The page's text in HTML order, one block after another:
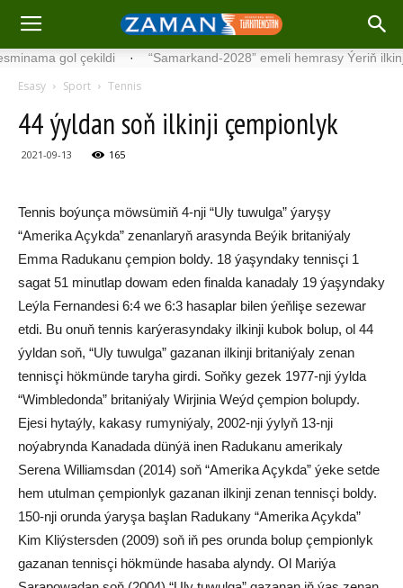
gol çekildi · “Samarkand-2028” emeli hemrasy Ýeriň ilkinji
Esasy Sport Tennis
44 ýyldan soň ilkinji çempionlyk
2021-09-13 165
Tennis boýunça möwsümiň 4-nji “Uly tuwulga” ýaryşy
“Amerika Açykda” zenanlaryň arasynda Beýik britaniýaly
Emma Radukanu çempion boldy. 18 ýaşyndaky tennisçi 1
sagat 51 minutlap dowam eden finalda kanadaly 19 ýaşyndaky
Leýla Fernandesi 6:4 we 6:3 hasaplar bilen ýeňlişe sezewar
etdi. Bu onuň tennis karýerasyndaky ilkinji kubok bolup, ol 44
ýyldan soň, “Uly tuwulga” gazanan ilkinji britaniýaly zenan
tennisçi hökmünde taryha girdi. Soňky gezek 1977-nji ýylda
“Wimbledonda” britaniýaly Wirjinia Weýd çempion bolupdy.
Ejesi hytaýly, kakasy rumyniýaly, 2002-nji ýylyň 13-nji
noýabrynda Kanadada dünýä inen Radukanu amerikaly
Serena Williamsdan (2014) soň “Amerika Açykda” ýeke setde
hem utulman çempionlyk gazanan ilkinji zenan tennisçi boldy.
150-nji orunda ýaryşa başlan Radukany “Amerika Açykda”
Kim Kliýstersden (2009) soň iň pes orunda bolup çempionlyk
gazanan tennisçi hökmünde hasaba alyndy. Ol Mariýa